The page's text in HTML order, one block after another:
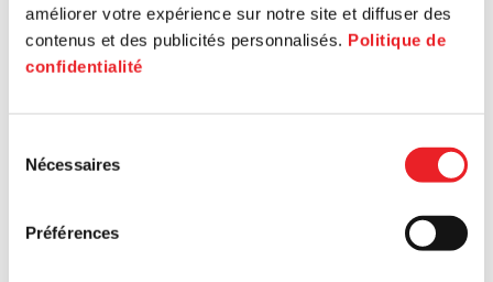
améliorer votre expérience sur notre site et diffuser des
contenus et des publicités personnalisés. Politique de
confidentialité
Nécessaires
Préférences